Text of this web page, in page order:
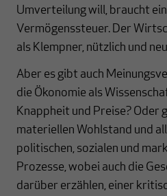
Umverteilung will, braucht
Vermögenssteuer. Der
als Klempner, nützlich und
Aber es gibt auch
die Ökonomie als
Knappheit und Preise? Oder
materiellen Wohlstand und
politischen, sozialen und
Prozesse, wobei auch die
darüber erzählen, einer